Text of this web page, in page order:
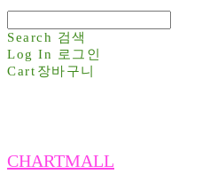
Search 검색
Log In
로그인
Cart 장바구니
CHARTMALL